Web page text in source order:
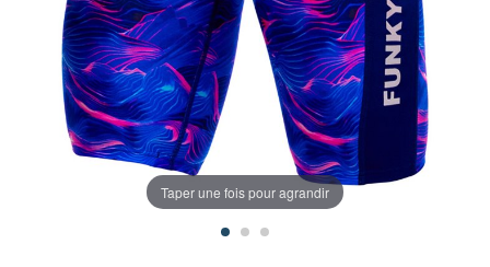
Taper une fois pour agrandir